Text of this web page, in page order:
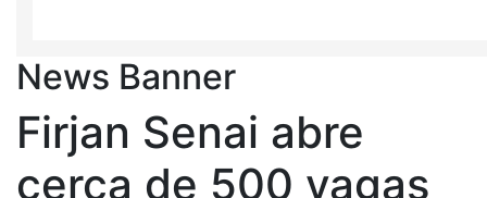
News Banner
Firjan Senai abre
cerca de 500 vagas